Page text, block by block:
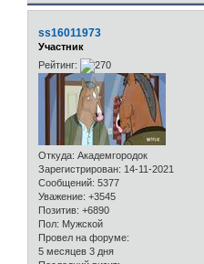
ss16011973
Участник
Рейтинг:
Откуда: Академгородок
Зарегистрирован: 14-11-2021
Сообщений: 5377
Уважение: +3545
Позитив: +6890
Пол: Мужской
Провел на форуме:
5 месяцев 3 дня